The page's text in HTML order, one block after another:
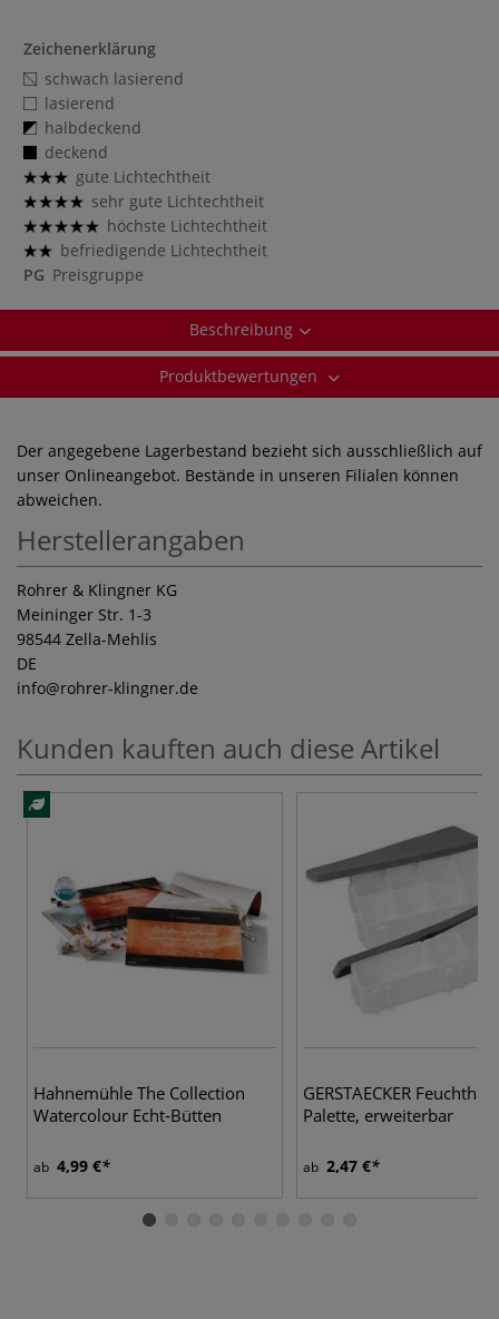
Zeichenerklärung
schwach lasierend
lasierend
halbdeckend
deckend
gute Lichtechtheit
sehr gute Lichtechtheit
höchste Lichtechtheit
befriedigende Lichtechtheit
PG Preisgruppe
Beschreibung
Produktbewertungen
Der angegebene Lagerbestand bezieht sich ausschließlich auf
unser Onlineangebot. Bestände in unseren Filialen können
abweichen.
Herstellerangaben
Rohrer & Klingner KG
Meininger Str. 1-3
98544 Zella-Mehlis
DE
info@rohrer-klingner.de
Kunden kauften auch diese Artikel
Hahnemühle The Collection
Watercolour Echt-Bütten
ab 4,99 €
GERSTAECKER
Palette, erweiterbar
ab 2,47 €